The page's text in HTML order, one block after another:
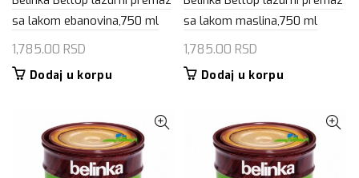
sa lakom ebanovina,750 ml
1,785.00 RSD
Dodaj u korpu
sa lakom maslina,750 ml
1,785.00 RSD
Dodaj u korpu